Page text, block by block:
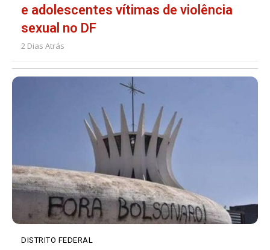
e adolescentes vítimas de violência
sexual no DF
2 Dias Atrás
DISTRITO FEDERAL